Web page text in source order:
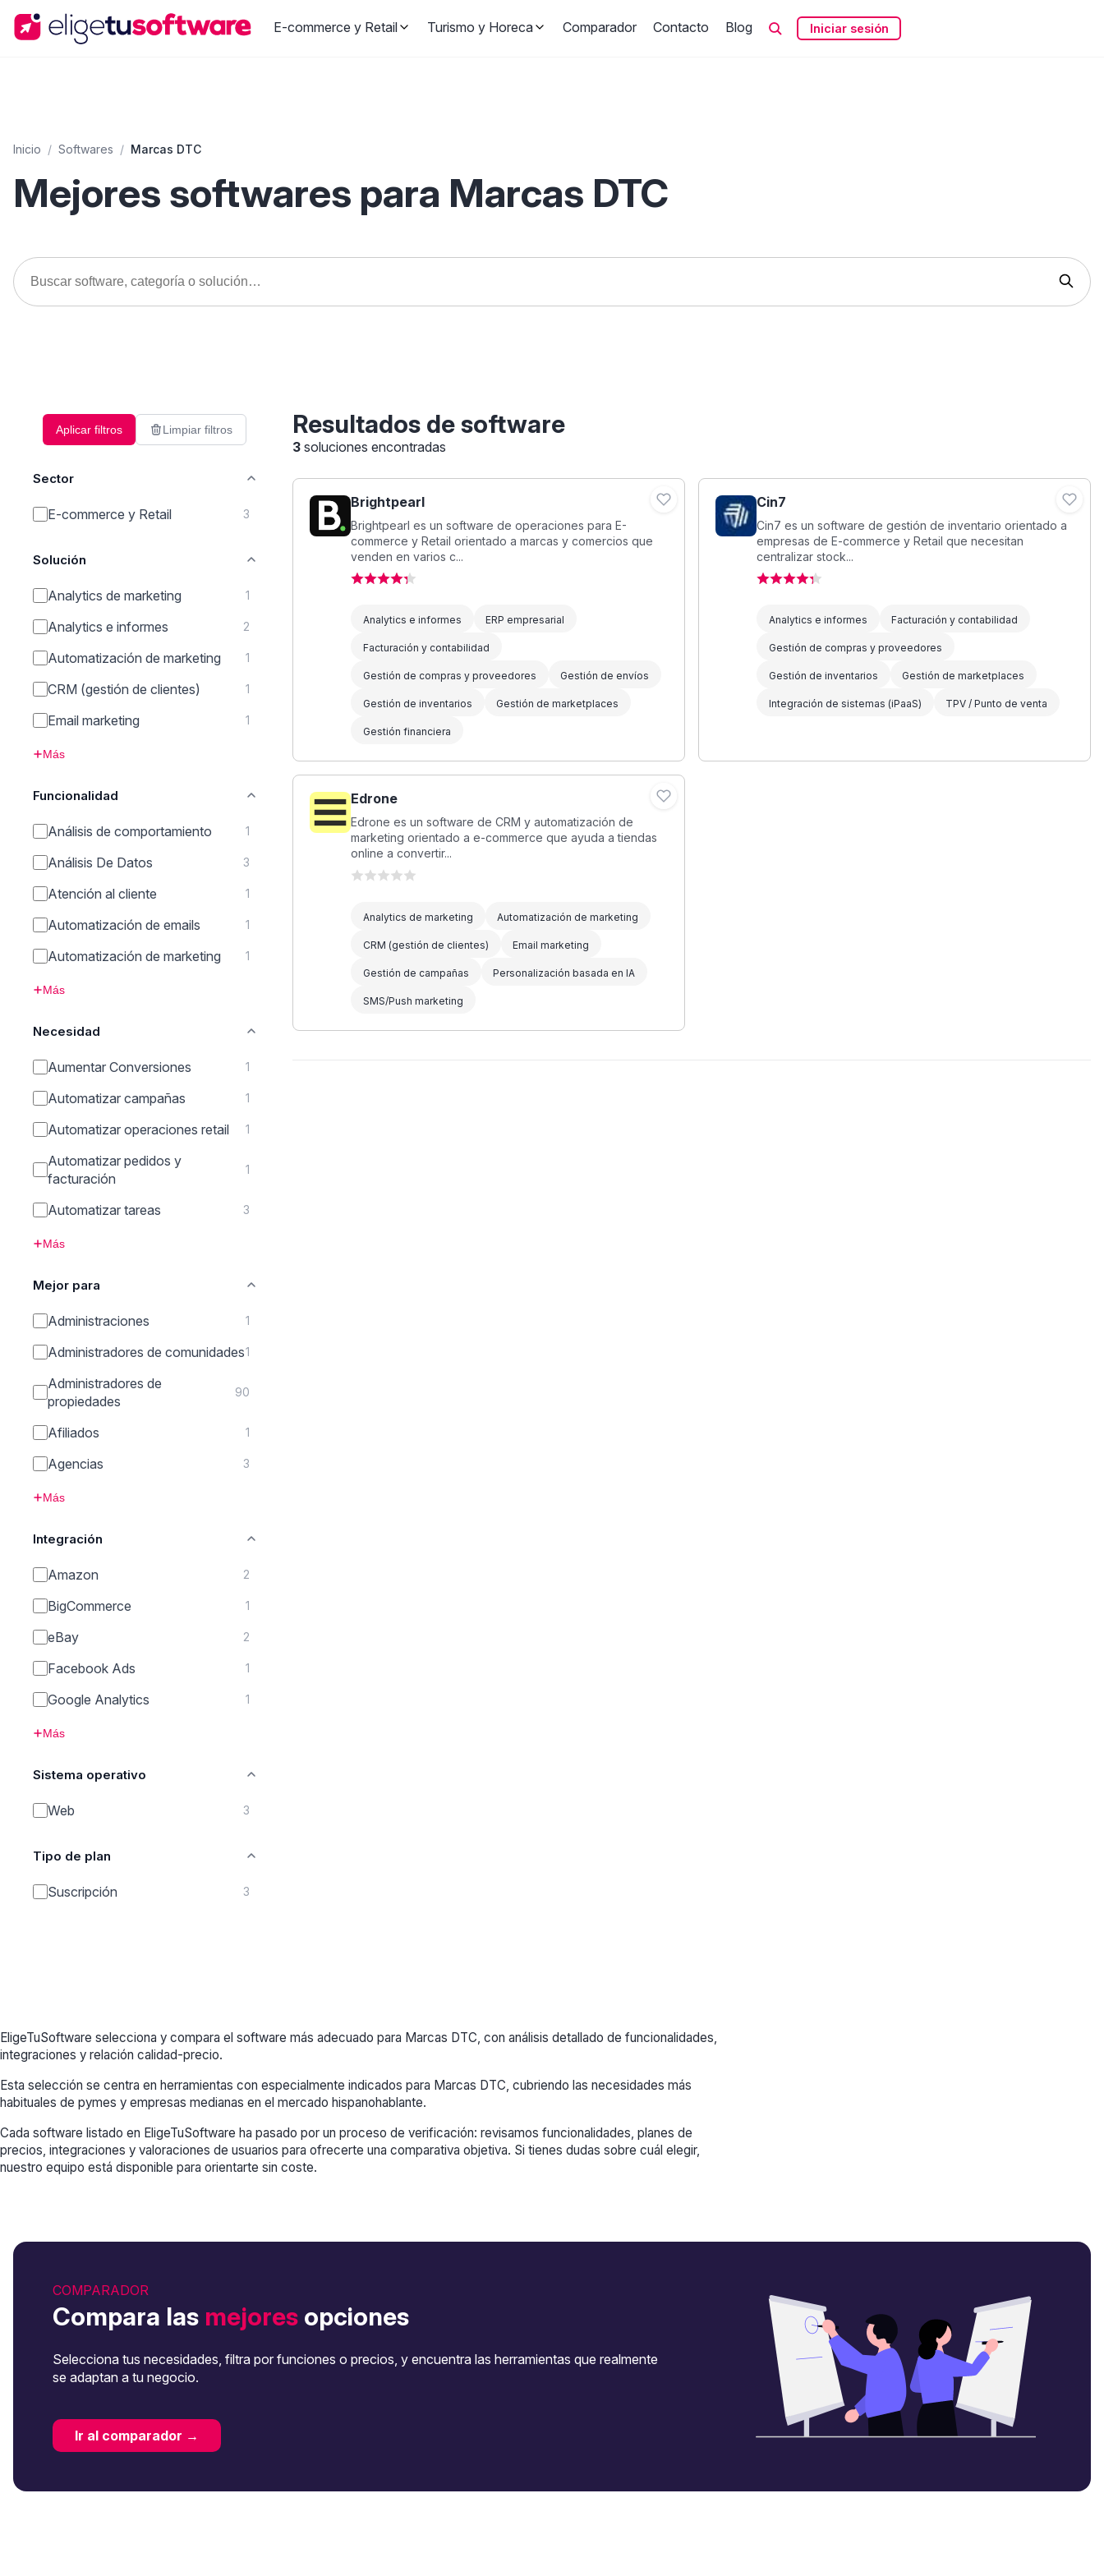
E-commerce y Retail Turismo y Horeca Comparador Contacto Blog Iniciar sesión
Inicio / Softwares / Marcas DTC
Mejores softwares para Marcas DTC
Aplicar filtros Limpiar filtros
Sector
E-commerce y Retail 3
Solución
Analytics de marketing 1
Analytics e informes 2
Automatización de marketing 1
CRM (gestión de clientes) 1
Email marketing 1
Más
Funcionalidad
Análisis de comportamiento 1
Análisis De Datos 3
Atención al cliente 1
Automatización de emails 1
Automatización de marketing 1
Más
Necesidad
Aumentar Conversiones 1
Automatizar campañas 1
Automatizar operaciones retail 1
Automatizar pedidos y
facturación
1
Automatizar tareas 3
Más
Mejor para
Administraciones 1
Administradores de comunidades1
Administradores de
propiedades
90
Afiliados 1
Agencias 3
Más
Integración
Amazon 2
BigCommerce 1
eBay 2
Facebook Ads 1
Google Analytics 1
Más
Sistema operativo
Web 3
Tipo de plan
Suscripción 3
Resultados de software
3 soluciones encontradas
Brightpearl
Brightpearl es un software de operaciones para E-
commerce y Retail orientado a marcas y comercios que
venden en varios c...
Analytics e informes ERP empresarial
Facturación y contabilidad
Gestión de compras y proveedores Gestión de envíos
Gestión de inventarios Gestión de marketplaces
Gestión financiera
Cin7
Cin7 es un software de gestión de inventario orientado a
empresas de E-commerce y Retail que necesitan
centralizar stock...
Analytics e informes Facturación y contabilidad
Gestión de compras y proveedores
Gestión de inventarios Gestión de marketplaces
Integración de sistemas (iPaaS) TPV / Punto de venta
Edrone
Edrone es un software de CRM y automatización de
marketing orientado a e-commerce que ayuda a tiendas
online a convertir...
Analytics de marketing Automatización de marketing
CRM (gestión de clientes) Email marketing
Gestión de campañas Personalización basada en IA
SMS/Push marketing
EligeTuSoftware selecciona y compara el software más adecuado para Marcas DTC, con análisis detallado de funcionalidades,
integraciones y relación calidad-precio.
Esta selección se centra en herramientas con especialmente indicados para Marcas DTC, cubriendo las necesidades más
habituales de pymes y empresas medianas en el mercado hispanohablante.
Cada software listado en EligeTuSoftware ha pasado por un proceso de verificación: revisamos funcionalidades, planes de
precios, integraciones y valoraciones de usuarios para ofrecerte una comparativa objetiva. Si tienes dudas sobre cuál elegir,
nuestro equipo está disponible para orientarte sin coste.
COMPARADOR
Compara las mejores opciones
Selecciona tus necesidades, filtra por funciones o precios, y encuentra las herramientas que realmente
se adaptan a tu negocio.
Ir al comparador →